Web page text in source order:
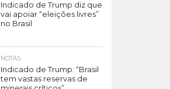
Indicado de Trump diz que
vai apoiar “eleições livres”
no Brasil
NOTAS
Indicado de Trump: “Brasil
tem vastas reservas de